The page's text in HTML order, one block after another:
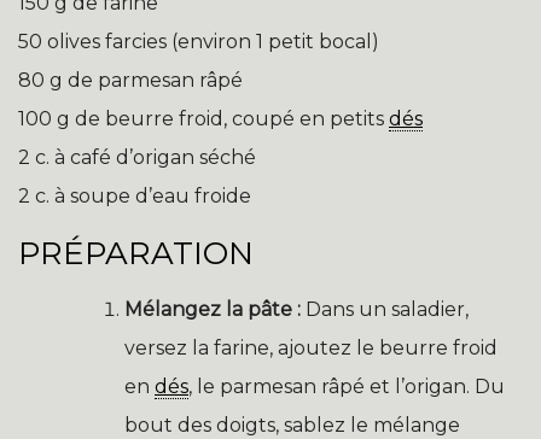
50 olives farcies (environ 1 petit bocal)
80 g de parmesan râpé
100 g de beurre froid, coupé en petits dés
2 c. à café d’origan séché
2 c. à soupe d’eau froide
PRÉPARATION
Mélangez la pâte : Dans un saladier,
versez la farine, ajoutez le beurre froid
en dés, le parmesan râpé et l’origan. Du
bout des doigts, sablez le mélange